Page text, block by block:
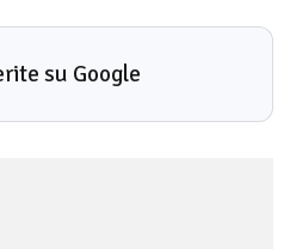
su Google